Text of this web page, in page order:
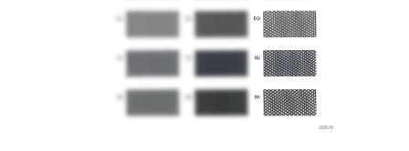
プライバシーポリシー